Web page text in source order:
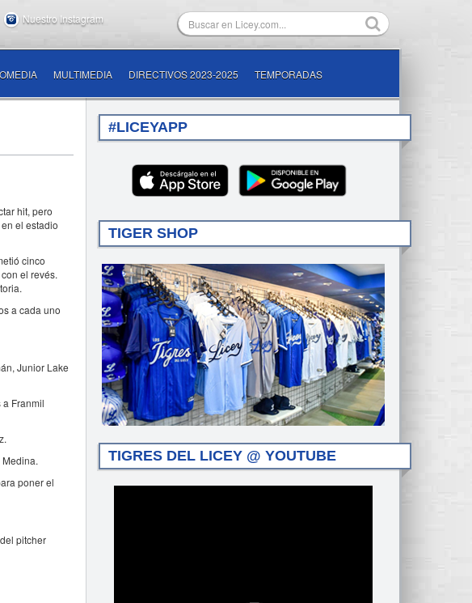
Nuestro Instagram
MULTIMEDIA DIRECTIVOS 2023-2025 TEMPORADAS
hit, pero
el estadio
cinco
el revés.
a cada uno
Junior Lake
Franmil
poner el
pitcher
#LICEYAPP
TIGER SHOP
TIGRES DEL LICEY @ YOUTUBE